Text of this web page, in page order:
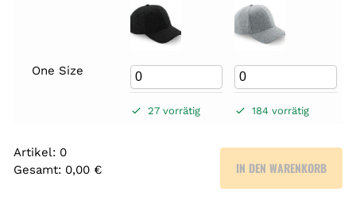
One Size
27 vorrätig 184 vorrätig
Artikel: 0
Gesamt: 0,00 €
IN DEN WARENKORB